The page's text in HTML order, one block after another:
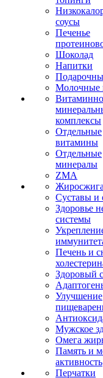
соусы
Печенье
Шоколад
Напитки
Молочные
комплексы
Отдельные
витамины
Отдельные
минералы
ZMA
Суставы и
Здоровье
системы
Печень и
Здоровый
Улучшение
Мужское
Омега
Память и
активность
Перчатки